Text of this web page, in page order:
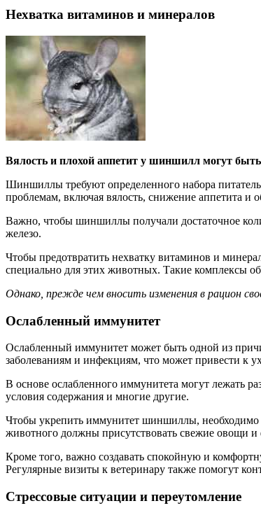
Нехватка витаминов и минералов
Вялость и плохой аппетит у шиншилл могут
Шиншиллы требуют определенного набора
проблемам, включая вялость, снижение аппетита
Важно, чтобы шиншиллы получали достаточное
железо.
Чтобы предотвратить нехватку витаминов и
специально для этих животных. Такие комплексы
Однако, прежде чем вносить изменения в рацион
Ослабленный иммунитет
Ослабленный иммунитет может быть одной из
заболеваниям и инфекциям, что может привести к
В основе ослабленного иммунитета могут лежать
условия содержания и многие другие.
Чтобы укрепить иммунитет шиншиллы, необходимо
животного должны присутствовать свежие овощи
Кроме того, важно создавать спокойную и
Регулярные визиты к ветеринару также помогут
Стрессовые ситуации и переутомление